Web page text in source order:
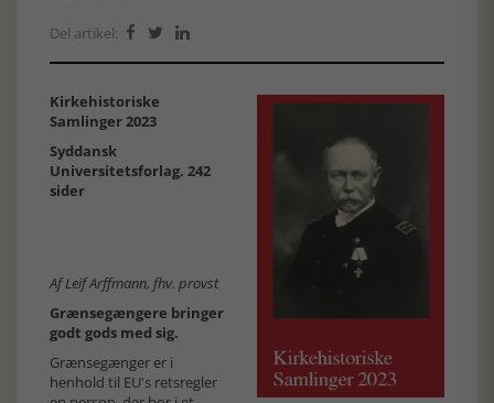
Del artikel:   
Kirkehistoriske
Samlinger 2023
Syddansk
Universitetsforlag. 242
sider
Af Leif Arffmann, fhv. provst
Grænsegængere bringer
godt gods med sig.
Grænsegænger er i
henhold til EU's retsregler